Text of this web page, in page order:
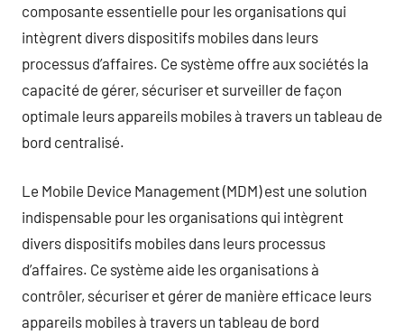
composante essentielle pour les organisations qui
intègrent divers dispositifs mobiles dans leurs
processus d’affaires. Ce système offre aux sociétés la
capacité de gérer, sécuriser et surveiller de façon
optimale leurs appareils mobiles à travers un tableau de
bord centralisé.
Le Mobile Device Management (MDM) est une solution
indispensable pour les organisations qui intègrent
divers dispositifs mobiles dans leurs processus
d’affaires. Ce système aide les organisations à
contrôler, sécuriser et gérer de manière efficace leurs
appareils mobiles à travers un tableau de bord